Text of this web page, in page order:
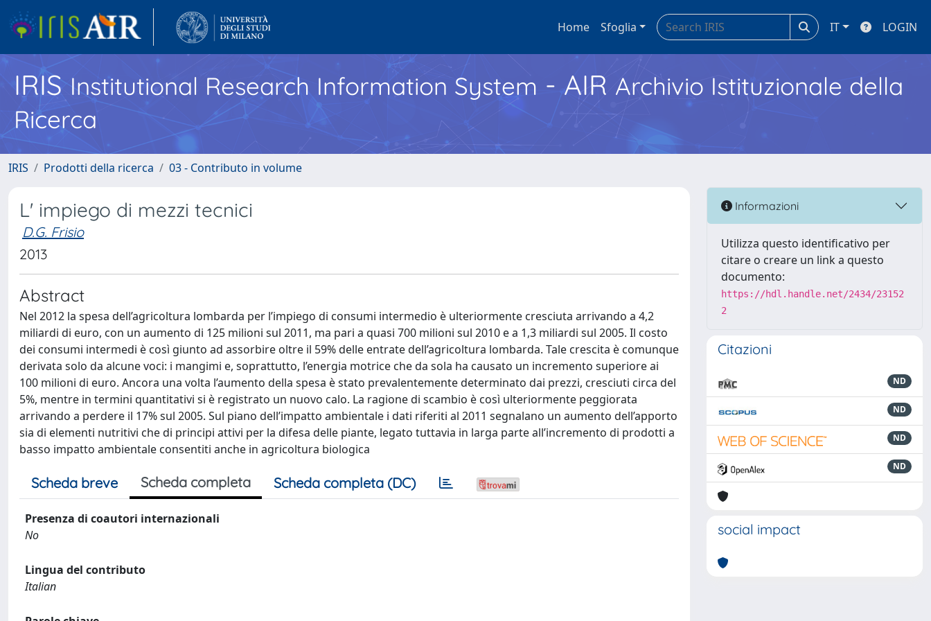
Home Sfoglia IT LOGIN
IRISInstitutional Research Information System - AIR Archivio Istituzionale della
Ricerca
IRIS Prodotti della ricerca 03 - Contributo in volume
L' impiego di mezzi tecnici
D.G. Frisio
2013
Abstract
Nel 2012 la spesa dell’agricoltura lombarda per l’impiego di consumi intermedio è ulteriormente cresciuta arrivando a 4,2
miliardi di euro, con un aumento di 125 milioni sul 2011, ma pari a quasi 700 milioni sul 2010 e a 1,3 miliardi sul 2005. Il costo
dei consumi intermedi è così giunto ad assorbire oltre il 59% delle entrate dell’agricoltura lombarda. Tale crescita è comunque
derivata solo da alcune voci: i mangimi e, soprattutto, l’energia motrice che da sola ha causato un incremento superiore ai
100 milioni di euro. Ancora una volta l’aumento della spesa è stato prevalentemente determinato dai prezzi, cresciuti circa del
5%, mentre in termini quantitativi si è registrato un nuovo calo. La ragione di scambio è così ulteriormente peggiorata
arrivando a perdere il 17% sul 2005. Sul piano dell’impatto ambientale i dati riferiti al 2011 segnalano un aumento dell’apporto
sia di elementi nutritivi che di principi attivi per la difesa delle piante, legato tuttavia in larga parte all’incremento di prodotti a
basso impatto ambientale consentiti anche in agricoltura biologica
Scheda breve Scheda completa Scheda completa (DC)
Presenza di coautori internazionali
No
Lingua del contributo
Italian
Informazioni
Utilizza questo identificativo per
citare o creare un link a questo
documento:
https://hdl.handle.net/2434/23152
2
Citazioni
ND
ND
ND
ND
social impact